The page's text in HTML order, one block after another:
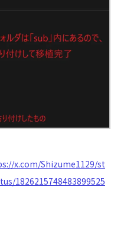
x.com/Shizume1129/st
1826215748483899525